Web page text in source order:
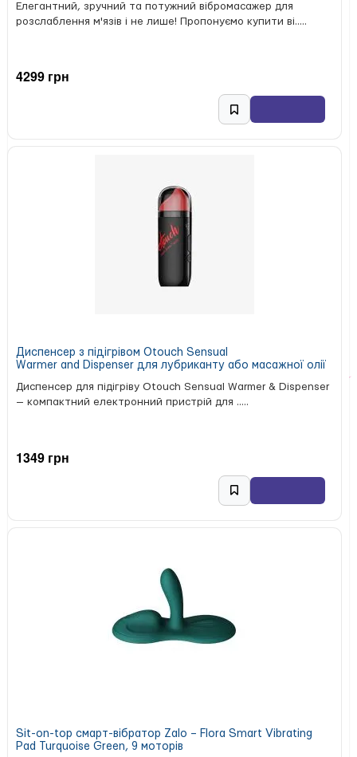
Елегантний, зручний та потужний вібромасажер для
розслаблення м'язів і не лише! Пропонуємо купити ві.....
4299 грн
Диспенсер з підігрівом Otouch Sensual
Warmer and Dispenser для лубриканту або масажної олії
Диспенсер для підігріву Otouch Sensual Warmer & Dispenser
— компактний електронний пристрій для .....
1349 грн
Sit-on-top смарт-вібратор Zalo – Flora Smart Vibrating
Pad Turquoise Green, 9 моторів